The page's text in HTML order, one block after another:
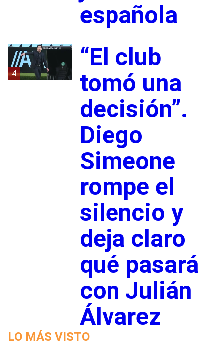
española
4
“El club
tomó una
decisión”.
Diego
Simeone
rompe el
silencio y
deja claro
qué pasará
con Julián
Álvarez
LO MÁS VISTO